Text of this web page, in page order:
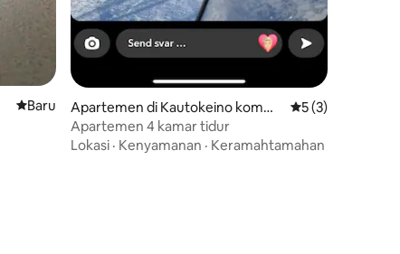
Tempat menginap baru
Baru
Apartemen di Kautokeino komm
une
Nilai rata-rata 5
5 (3)
Apartemen 4 kamar tidur
Lokasi · Kenyamanan · Keramahtamahan